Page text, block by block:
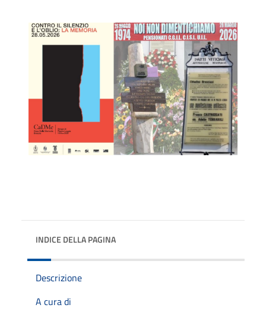
INDICE DELLA PAGINA
Descrizione
A cura di